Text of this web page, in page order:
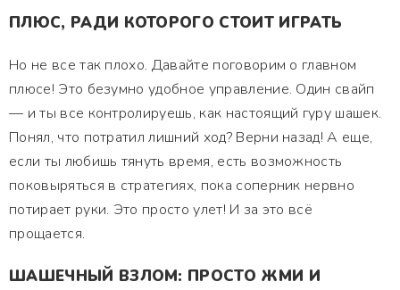
ПЛЮС, РАДИ КОТОРОГО СТОИТ ИГРАТЬ
Но не все так плохо. Давайте поговорим о главном
плюсе! Это безумно удобное управление. Один свайп
— и ты все контролируешь, как настоящий гуру шашек.
Понял, что потратил лишний ход? Верни назад! А еще,
если ты любишь тянуть время, есть возможность
поковыряться в стратегиях, пока соперник нервно
потирает руки. Это просто улет! И за это всё
прощается.
ШАШЕЧНЫЙ ВЗЛОМ: ПРОСТО ЖМИ И